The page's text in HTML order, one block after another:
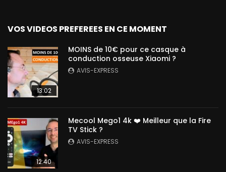
VOS VIDEOS PREFEREES EN CE MOMENT
13:02
MOINS de 10€ pour ce casque à
conduction osseuse Xiaomi ?
AVIS-EXPRESS
12:40
Mecool Mego1 4k ❤️ Meilleur que la Fire
TV Stick ?
AVIS-EXPRESS